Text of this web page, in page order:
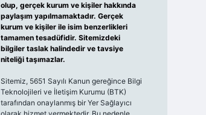
olup, gerçek kurum ve kişiler hakkında
paylaşım yapılmamaktadır. Gerçek
kurum ve kişiler ile isim benzerlikleri
tamamen tesadüfidir. Sitemizdeki
bilgiler taslak halindedir ve tavsiye
niteliği taşımazlar.
Sitemiz, 5651 Sayılı Kanun gereğince Bilgi
Teknolojileri ve İletişim Kurumu (BTK)
tarafından onaylanmış bir Yer Sağlayıcı